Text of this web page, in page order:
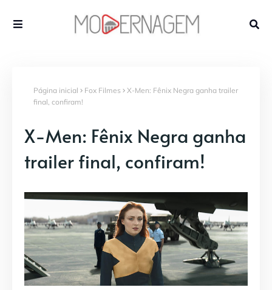
Página inicial Fox Filmes
X-Men: Fênix Negra ganha trailer
final, confiram!
X-Men: Fênix Negra ganha
trailer final, confiram!